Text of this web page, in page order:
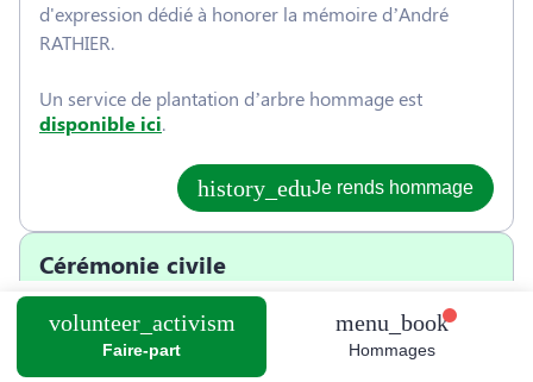
Faire-part Hommages
d'expression dédié à honorer la mémoire d’André
RATHIER.
Un service de plantation d’arbre hommage est
disponible ici.
Je rends hommage
Cérémonie civile
Cimetière de Saint-Junien
Avenue Elisée Reclus
87200 Saint-Junien